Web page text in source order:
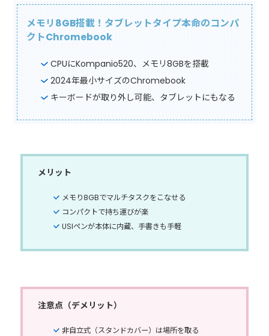
メモリ8GB搭載！タブレットタイプ本命のコンパ
クトChromebook
CPUにKompanio520、メモリ8GBを搭載
2024年最小サイズのChromebook
キーボードが取り外し可能、タブレットにもなる
メリット
メモり8GBでマルチタスクをこなせる
コンパクトで持ち運びが楽
USIペンが本体に内蔵、手書きも手軽
注意点（デメリット）
非自立式（スタンドカバー）は場所を取る